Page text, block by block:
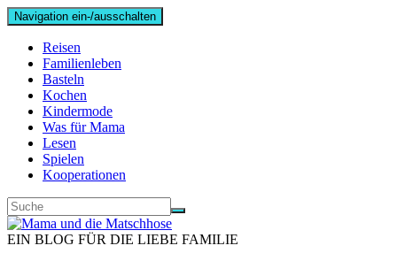
Navigation ein-/ausschalten
Reisen
Familienleben
Basteln
Kochen
Kindermode
Was für Mama
Lesen
Spielen
Kooperationen
EIN BLOG FÜR DIE LIEBE FAMILIE